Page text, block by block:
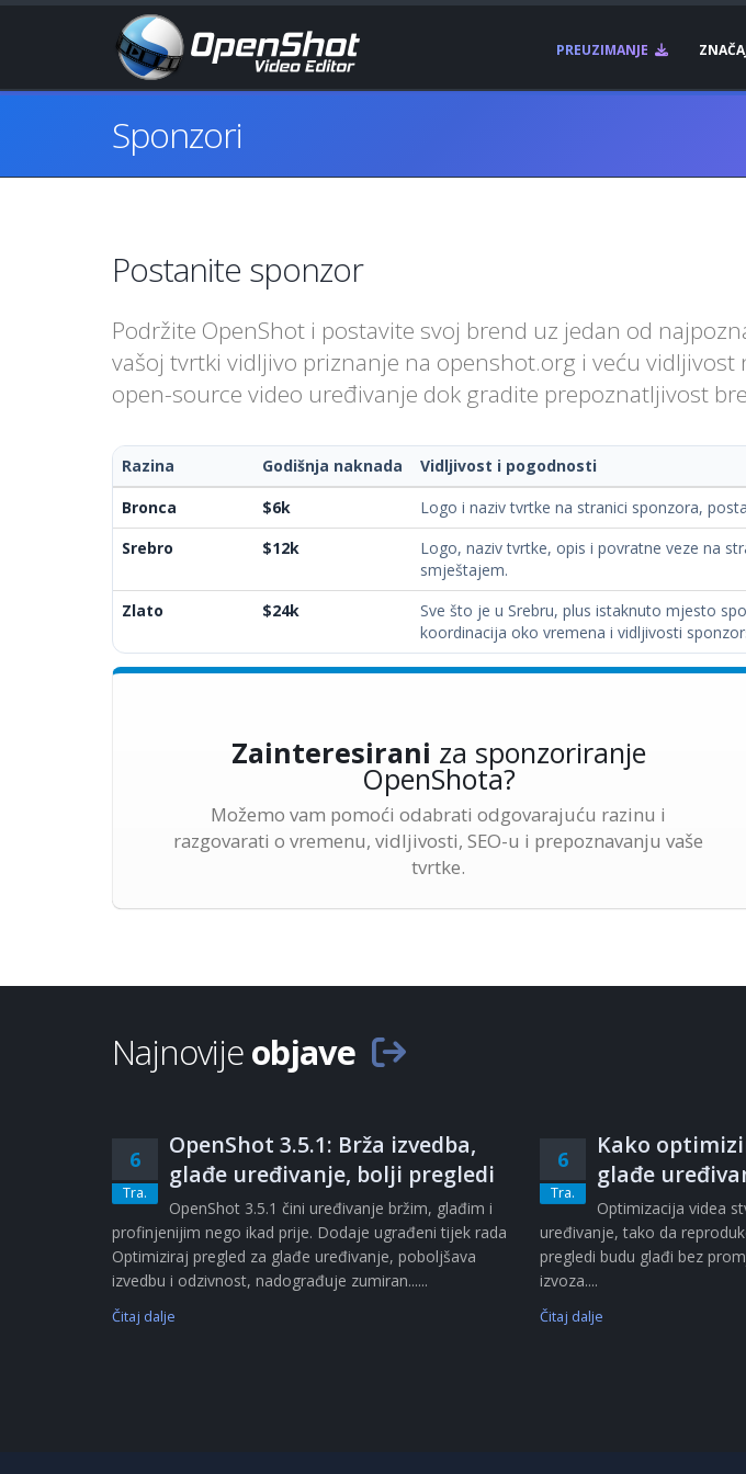
PREUZIMANJE
Sponzori
Postanite sponzor
Podržite OpenShot i postavite svoj brend uz jedan od
vašoj tvrtki vidljivo priznanje na openshot.org i veću
open-source video uređivanje dok gradite prepoznatljivost
Razina Godišnja naknada
Vidljivost i pogodnosti
Bronca
$6k
Logo i naziv tvrtke na stranici sponzora,
Srebro
$12k
Logo, naziv tvrtke, opis i povratne veze na
smještajem.
Zlato
$24k
Sve što je u Srebru, plus istaknuto mjesto
koordinacija oko vremena i vidljivosti
Zainteresirani za sponzoriranje
OpenShota?
Možemo vam pomoći odabrati odgovarajuću razinu i
razgovarati o vremenu, vidljivosti, SEO-u i prepoznavanju vaše
tvrtke.
Najnovijeobjave
6
Tra.
OpenShot 3.5.1: Brža izvedba,
glađe uređivanje, bolji pregledi
OpenShot 3.5.1 čini uređivanje bržim, glađim i
profinjenijim nego ikad prije. Dodaje ugrađeni tijek rada
Optimiziraj pregled za glađe uređivanje, poboljšava
izvedbu i odzivnost, nadograđuje zumiran......
Čitaj dalje
6
Tra.
Kako
glađe
Optimizacija videa
uređivanje, tako da
pregledi budu glađi bez
izvoza....
Čitaj dalje